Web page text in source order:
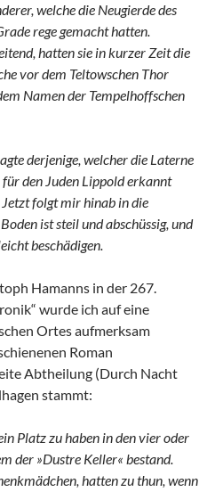
welche die Neugierde des
rege gemacht hatten.
hatten sie in kurzer Zeit die
vor dem Teltowschen Thor
Namen der Tempelhoffschen
derjenige, welcher die Laterne
den Juden Lippold erkannt
Jetzt folgt mir hinab in die
ist steil und abschüssig, und
beschädigen.
Hamanns in der 267.
wurde ich auf eine
Ortes aufmerksam
Roman
Abtheilung (Durch Nacht
stammt:
Platz zu haben in den vier oder
der »Dustre Keller« bestand.
hatten zu thun, wenn